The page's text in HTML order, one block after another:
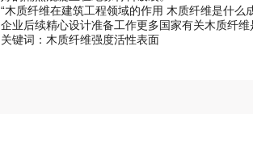
“木质纤维在建筑工程领域的作用 木质纤维是什
企业后续精心设计准备工作更多国家有关木质纤
关键词：木质纤维强度活性表面